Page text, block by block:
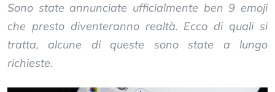
Sono state annunciate ufficialmente ben 9 emoji
che presto diventeranno realtà. Ecco di quali si
tratta, alcune di queste sono state a lungo
richieste.